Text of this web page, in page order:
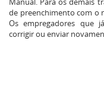
de preenchimento com o
Os empregadores que
corrigir ou enviar